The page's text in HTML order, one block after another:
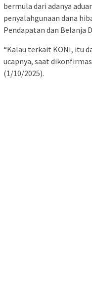
bermula dari adanya
penyalahgunaan dana
Pendapatan dan Belanja
“Kalau terkait KONI, itu
ucapnya, saat
(1/10/2025).